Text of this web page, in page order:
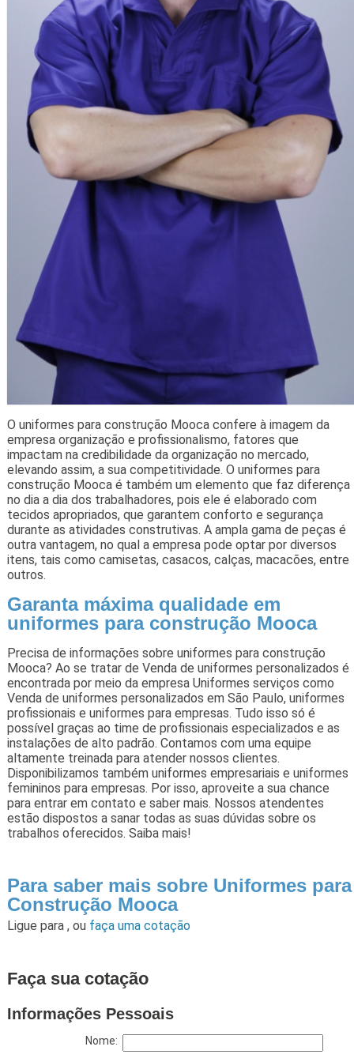
O uniformes para construção Mooca confere à imagem da
empresa organização e profissionalismo, fatores que
impactam na credibilidade da organização no mercado,
elevando assim, a sua competitividade. O uniformes para
construção Mooca é também um elemento que faz diferença
no dia a dia dos trabalhadores, pois ele é elaborado com
tecidos apropriados, que garantem conforto e segurança
durante as atividades construtivas. A ampla gama de peças é
outra vantagem, no qual a empresa pode optar por diversos
itens, tais como camisetas, casacos, calças, macacões, entre
outros.
Garanta máxima qualidade em
uniformes para construção Mooca
Precisa de informações sobre uniformes para construção
Mooca? Ao se tratar de Venda de uniformes personalizados é
encontrada por meio da empresa Uniformes serviços como
Venda de uniformes personalizados em São Paulo, uniformes
profissionais e uniformes para empresas. Tudo isso só é
possível graças ao time de profissionais especializados e as
instalações de alto padrão. Contamos com uma equipe
altamente treinada para atender nossos clientes.
Disponibilizamos também uniformes empresariais e uniformes
femininos para empresas. Por isso, aproveite a sua chance
para entrar em contato e saber mais. Nossos atendentes
estão dispostos a sanar todas as suas dúvidas sobre os
trabalhos oferecidos. Saiba mais!
Para saber mais sobre Uniformes para
Construção Mooca
Ligue para , ou faça uma cotação
Faça sua cotação
Informações Pessoais
Nome: